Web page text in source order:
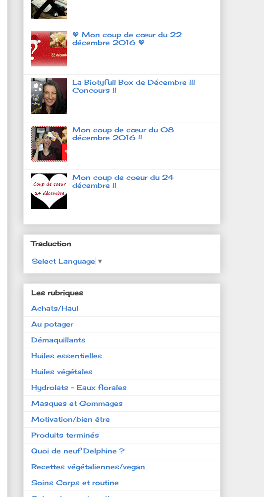
💖 Mon coup de cœur du 22
décembre 2016 💖
La Biotyfull Box de Décembre !!!
Concours !!
Mon coup de cœur du 08
décembre 2016 !!
Mon coup de coeur du 24
décembre !!
Traduction
Select Language ▼
Les rubriques
Achats/Haul
Au potager
Démaquillants
Huiles essentielles
Huiles végétales
Hydrolats - Eaux florales
Masques et Gommages
Motivation/bien être
Produits terminés
Quoi de neuf Delphine ?
Recettes végétaliennes/vegan
Soins Corps et routine